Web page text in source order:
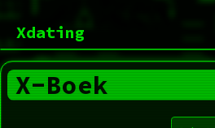
inhoud
Xdating
X-Boek